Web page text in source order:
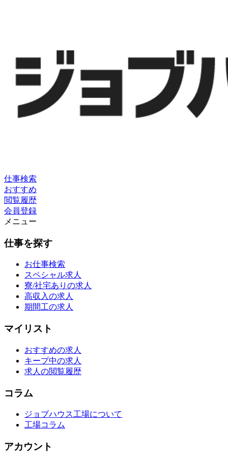
仕事検索
おすすめ
閲覧履歴
会員登録
メニュー
仕事を探す
お仕事検索
スペシャル求人
寮/社宅ありの求人
高収入の求人
期間工の求人
マイリスト
おすすめの求人
キープ中の求人
求人の閲覧履歴
コラム
ジョブハウス工場について
工場コラム
アカウント